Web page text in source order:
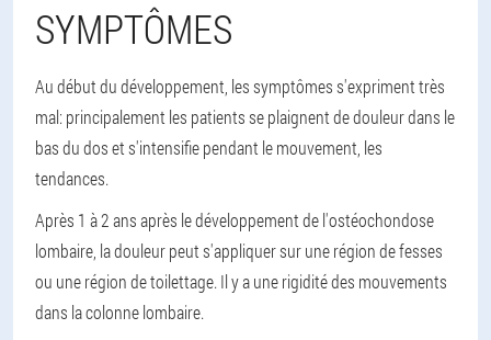
SYMPTÔMES
Au début du développement, les symptômes s'expriment très
mal: principalement les patients se plaignent de douleur dans le
bas du dos et s'intensifie pendant le mouvement, les
tendances.
Après 1 à 2 ans après le développement de l'ostéochondose
lombaire, la douleur peut s'appliquer sur une région de fesses
ou une région de toilettage. Il y a une rigidité des mouvements
dans la colonne lombaire.